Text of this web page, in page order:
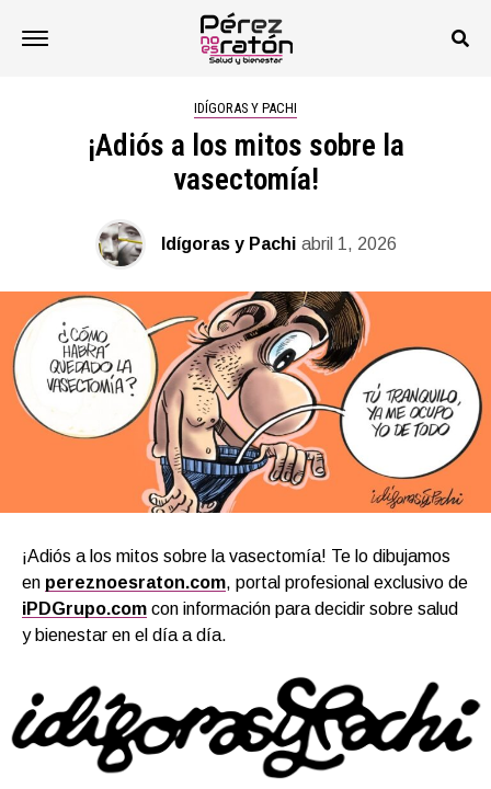
IDÍGORAS Y PACHI
¡Adiós a los mitos sobre la
vasectomía!
Idígoras y Pachi abril 1, 2026
¡Adiós a los mitos sobre la vasectomía! Te lo dibujamos
en pereznoesraton.com, portal profesional exclusivo de
iPDGrupo.com con información para decidir sobre salud
y bienestar en el día a día.